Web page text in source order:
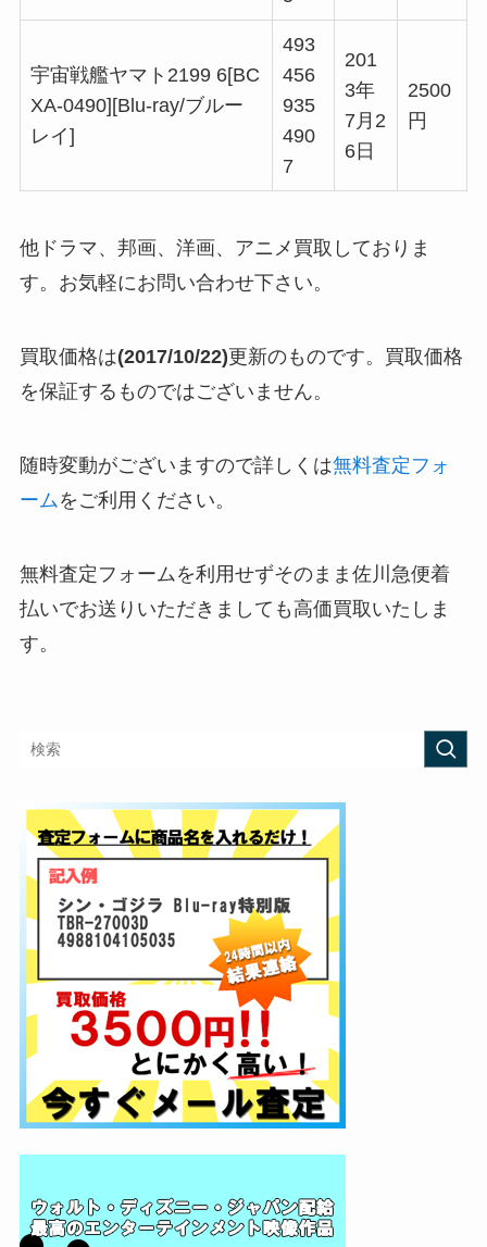
宇宙戦艦ヤマト2199 6[BC
XA-0490][Blu-ray/ブルー
レイ]
493
456
935
490
7
201
3年
7月2
6日
2500
円
他ドラマ、邦画、洋画、アニメ買取しておりま
す。お気軽にお問い合わせ下さい。
買取価格は(2017/10/22)更新のものです。買取価格
を保証するものではございません。
随時変動がございますので詳しくは無料査定フォ
ーム をご利用ください。
無料査定フォームを利用せずそのまま佐川急便着
払いでお送りいただきましても高価買取いたしま
す。